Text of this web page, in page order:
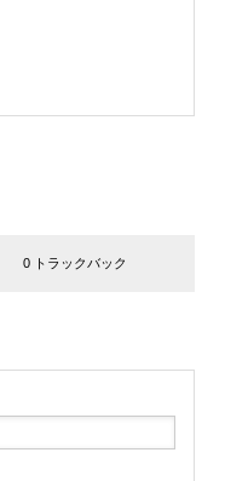
0 トラックバック